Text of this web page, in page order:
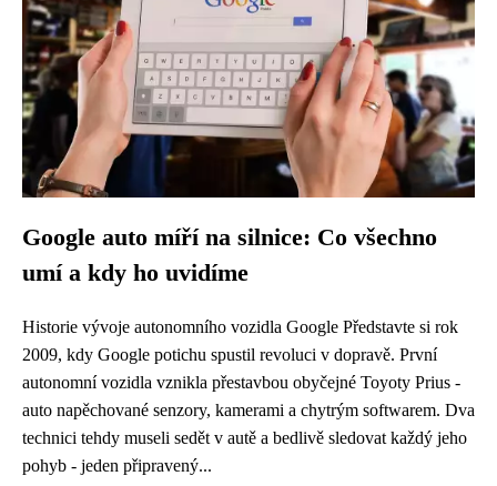
Google auto míří na silnice: Co všechno
umí a kdy ho uvidíme
Historie vývoje autonomního vozidla Google Představte si rok
2009, kdy Google potichu spustil revoluci v dopravě. První
autonomní vozidla vznikla přestavbou obyčejné Toyoty Prius -
auto napěchované senzory, kamerami a chytrým softwarem. Dva
technici tehdy museli sedět v autě a bedlivě sledovat každý jeho
pohyb - jeden připravený...